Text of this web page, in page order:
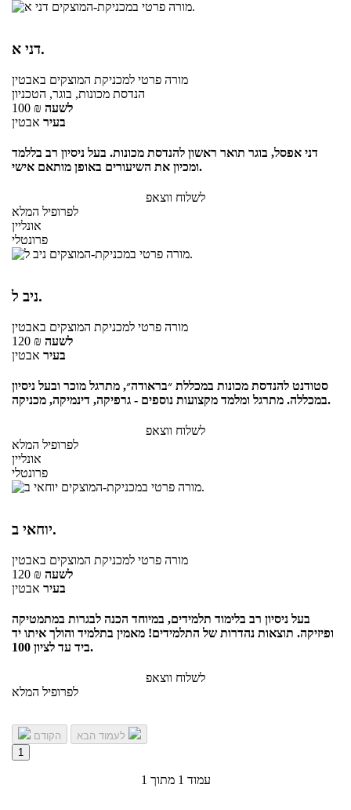
דני א.
מורה פרטי למכניקת המוצקים באבטין
הנדסת מכונות, בוגר, הטכניון
100 ₪ לשעה
בעיר אבטין
דני אפסל, בוגר תואר ראשון להנדסת מכונות. בעל ניסיון רב בללמד
ומכיון את השיעורים באופן מותאם אישי.
לשלוח ווצאפ
לפרופיל המלא
אונליין
פרונטלי
ניב ל.
מורה פרטי למכניקת המוצקים באבטין
120 ₪ לשעה
בעיר אבטין
סטודנט להנדסת מכונות במכללת ״בראודה״, מתרגל מוכר ובעל ניסיון
במכללה. מתרגל ומלמד מקצועות נוספים - גרפיקה, דינמיקה, מכניקה.
לשלוח ווצאפ
לפרופיל המלא
אונליין
פרונטלי
יוחאי ב.
מורה פרטי למכניקת המוצקים באבטין
120 ₪ לשעה
בעיר אבטין
בעל ניסיון רב בלימוד תלמידים, במיוחד הכנה לבגרות במתמטיקה
ופיזיקה. תוצאות נהדרות של התלמידים! מאמין בתלמיד והולך איתו יד
ביד עד לציון 100.
לשלוח ווצאפ
לפרופיל המלא
הקודם
1
עמוד 1 מתוך 1